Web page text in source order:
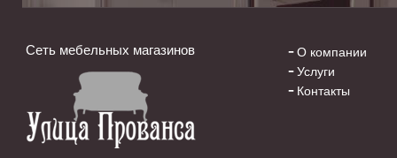
Сеть мебельных магазинов
О компании
Услуги
Контакты